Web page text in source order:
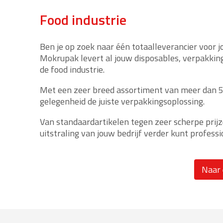
Food industrie
Ben je op zoek naar één totaalleverancier
Mokrupak levert al jouw disposables,
de food industrie.
Met een zeer breed assortiment van meer dan
gelegenheid de juiste verpakkingsoplossing.
Van standaardartikelen tegen zeer scherpe
uitstraling van jouw bedrijf verder kunt
Naar